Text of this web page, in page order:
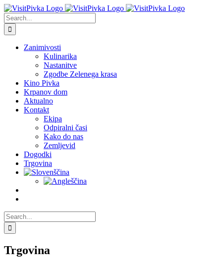
Skip
to
content
Search
for:
Zanimivosti
Kulinarika
Nastanitve
Zgodbe Zelenega krasa
Kino Pivka
Krpanov dom
Aktualno
Kontakt
Ekipa
Odpiralni časi
Kako do nas
Zemljevid
Dogodki
Trgovina
Search
for:
Trgovina